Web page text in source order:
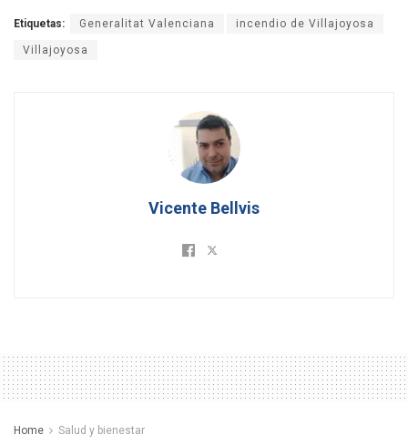
Etiquetas: Generalitat Valenciana incendio de Villajoyosa
Villajoyosa
Vicente Bellvis
Home Salud y bienestar